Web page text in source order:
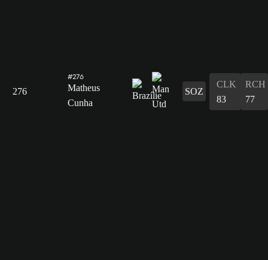
276
#276
Matheus
Cunha
SOZ
CLK
83
RCH
77